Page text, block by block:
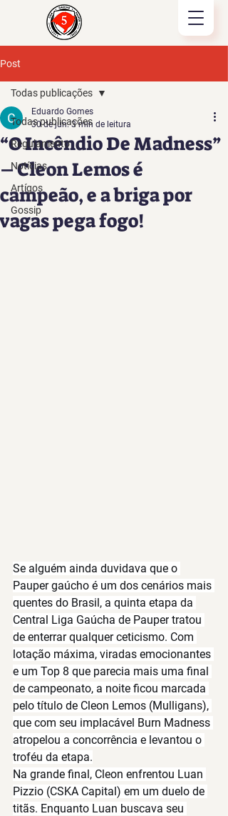
Post
Todas publicações
Regulamento
Notícias
Artígos
Gossip
Todas publicações
“O Incêndio De Madness”
– Cleon Lemos é
campeão, e a briga por
vagas pega fogo!
Eduardo Gomes
30 de jun. 3 min de leitura
Se alguém ainda duvidava que o
Pauper gaúcho é um dos cenários mais
quentes do Brasil, a quinta etapa da
Central Liga Gaúcha de Pauper tratou
de enterrar qualquer ceticismo. Com
lotação máxima, viradas emocionantes
e um Top 8 que parecia mais uma final
de campeonato, a noite ficou marcada
pelo título de Cleon Lemos (Mulligans),
que com seu implacável Burn Madness
atropelou a concorrência e levantou o
troféu da etapa.
Na grande final, Cleon enfrentou Luan
Pizzio (CSKA Capital) em um duelo de
titãs. Enquanto Luan buscava seu